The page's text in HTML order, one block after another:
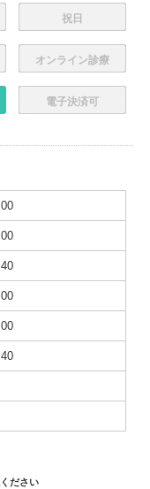
祝日
オンライン診療
電子決済可
ださい